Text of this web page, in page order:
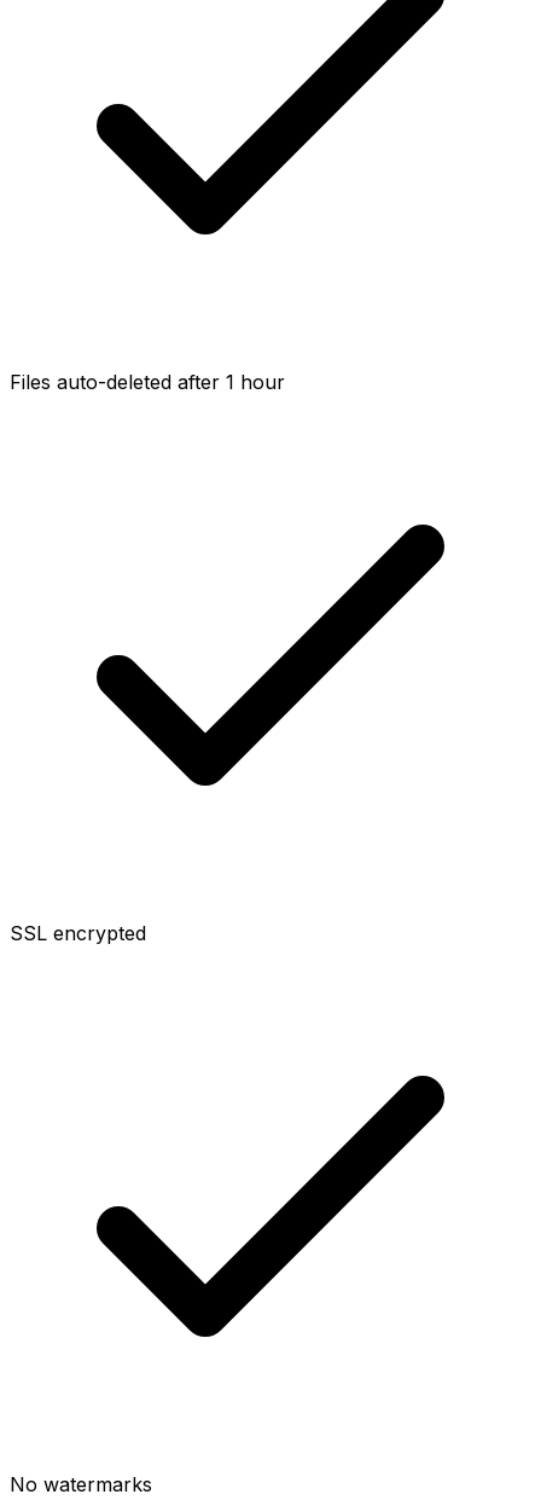
Files auto-deleted after 1 hour
SSL encrypted
No watermarks